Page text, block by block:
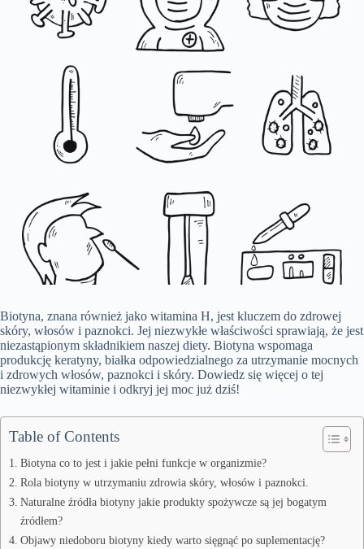
Biotyna, znana również jako witamina H, jest kluczem do zdrowej
skóry, włosów i paznokci. Jej niezwykłe właściwości sprawiają, że jest
niezastąpionym składnikiem naszej diety. Biotyna wspomaga
produkcję keratyny, białka odpowiedzialnego za utrzymanie mocnych
i zdrowych włosów, paznokci i skóry. Dowiedz się więcej o tej
niezwykłej witaminie i odkryj jej moc już dziś!
Table of Contents
Biotyna co to jest i jakie pełni funkcje w organizmie?
Rola biotyny w utrzymaniu zdrowia skóry, włosów i paznokci.
Naturalne źródła biotyny jakie produkty spożywcze są jej bogatym
źródłem?
Objawy niedoboru biotyny kiedy warto sięgnąć po suplementację?